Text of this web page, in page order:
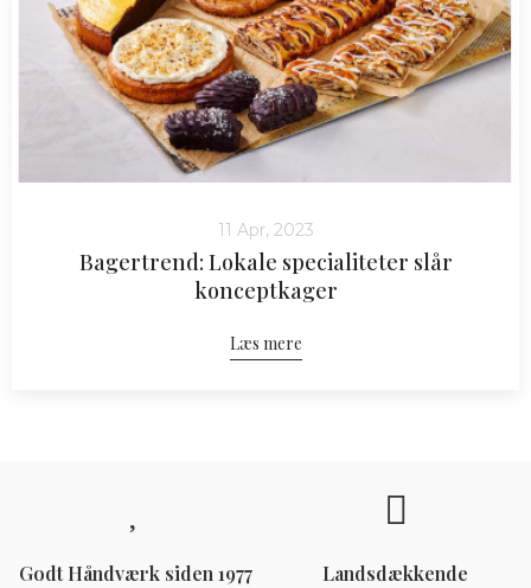
11 Apr, 2023
Bagertrend: Lokale specialiteter slår
konceptkager
Læs mere
Godt Håndværk siden 1977 Landsdækkende